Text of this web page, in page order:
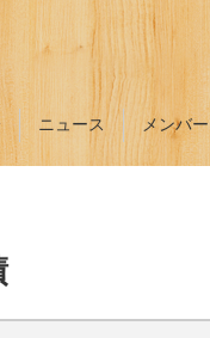
ニュース メンバー